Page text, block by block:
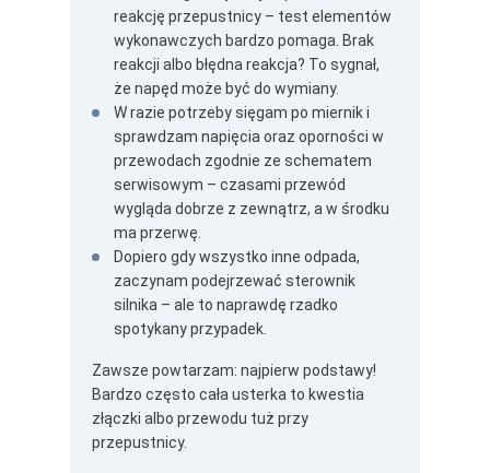
reakcję przepustnicy – test elementów
wykonawczych bardzo pomaga. Brak
reakcji albo błędna reakcja? To sygnał,
że napęd może być do wymiany.
W razie potrzeby sięgam po miernik i
sprawdzam napięcia oraz oporności w
przewodach zgodnie ze schematem
serwisowym – czasami przewód
wygląda dobrze z zewnątrz, a w środku
ma przerwę.
Dopiero gdy wszystko inne odpada,
zaczynam podejrzewać sterownik
silnika – ale to naprawdę rzadko
spotykany przypadek.
Zawsze powtarzam: najpierw podstawy!
Bardzo często cała usterka to kwestia
złączki albo przewodu tuż przy
przepustnicy.